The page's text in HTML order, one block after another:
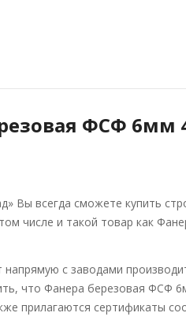
ФСФ 6мм
Вы всегда сможете купить
числе и такой товар как
напрямую с заводами
что Фанера березовая ФСФ
прилагаются сертификаты